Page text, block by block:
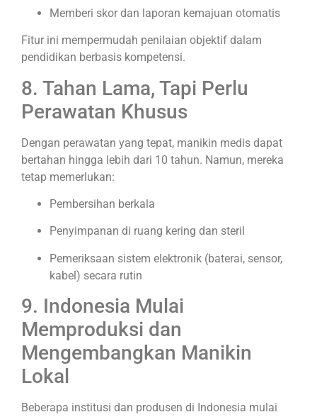
Memberi skor dan laporan kemajuan otomatis
Fitur ini mempermudah penilaian objektif dalam
pendidikan berbasis kompetensi.
8. Tahan Lama, Tapi Perlu
Perawatan Khusus
Dengan perawatan yang tepat, manikin medis dapat
bertahan hingga lebih dari 10 tahun. Namun, mereka
tetap memerlukan:
Pembersihan berkala
Penyimpanan di ruang kering dan steril
Pemeriksaan sistem elektronik (baterai, sensor,
kabel) secara rutin
9. Indonesia Mulai
Memproduksi dan
Mengembangkan Manikin
Lokal
Beberapa institusi dan produsen di Indonesia mulai